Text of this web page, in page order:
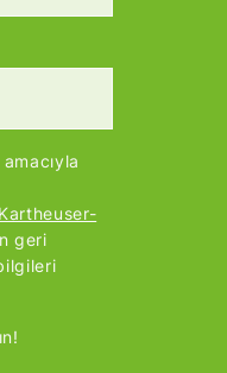
geri